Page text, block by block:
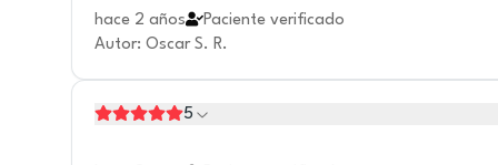
hace 2 años
Paciente verificado
Autor: Oscar S. R.
5